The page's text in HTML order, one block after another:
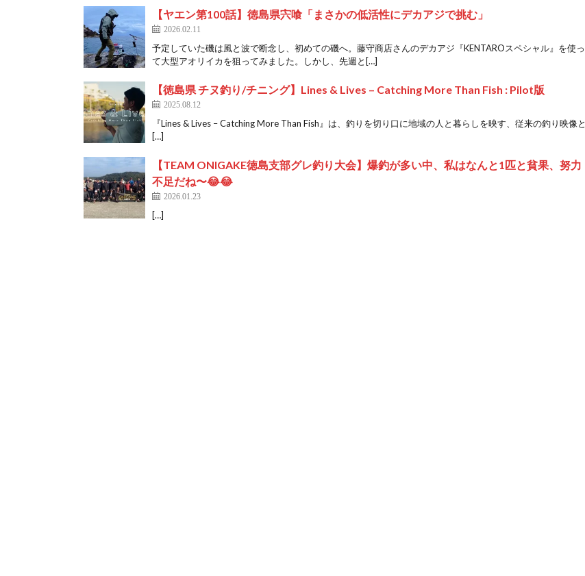
【ヤエン第100話】徳島県宍喰「まさかの低活性にデカアジで挑む」
2026.02.11
予定していた磯は風と波で断念し、初めての磯へ。藤守商店さんのデカアジ『KENTAROスペシャル』を使っ
て大型アオリイカを狙ってみました。しかし、先週と[…]
【徳島県 チヌ釣り/チニング】Lines & Lives – Catching More Than Fish : Pilot版
2025.08.12
『Lines & Lives – Catching More Than Fish』は、釣りを切り口に地域の人と暮らしを映す、従来の釣り映像と
[…]
【TEAM ONIGAKE徳島支部グレ釣り大会】爆釣が多い中、私はなんと1匹と貧果、努力
不足だね〜😂😂
2026.01.23
[…]